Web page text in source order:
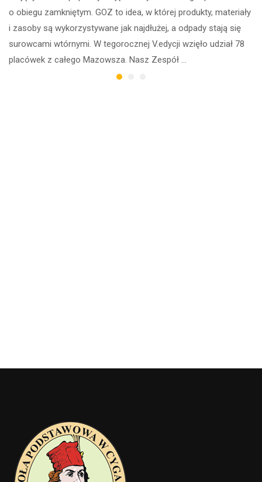
o obiegu zamkniętym. GOZ to idea, w której produkty, materiały
i zasoby są wykorzystywane jak najdłużej, a odpady stają się
surowcami wtórnymi. W tegorocznej V.edycji wzięło udział 78
placówek z całego Mazowsza. Nasz Zespół …